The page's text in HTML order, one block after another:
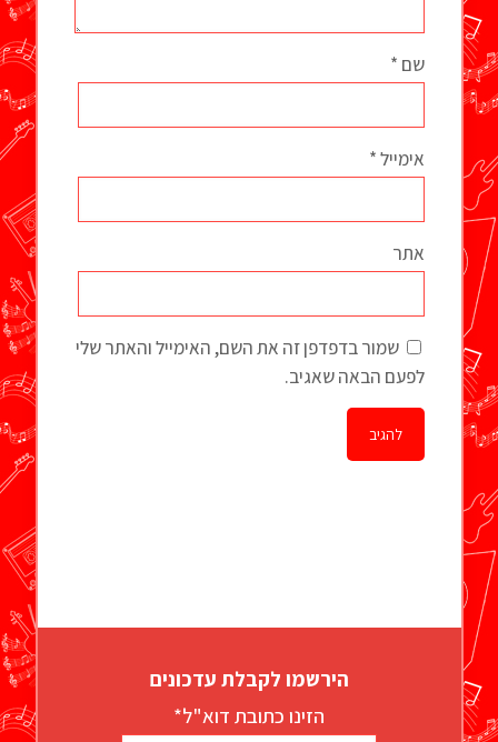
שם *
אימייל*
אתר
שמור בדפדפן זה את השם, האימייל והאתר שלי
לפעם הבאה שאגיב.
הירשמו לקבלת עדכונים
הזינו כתובת דוא"ל*